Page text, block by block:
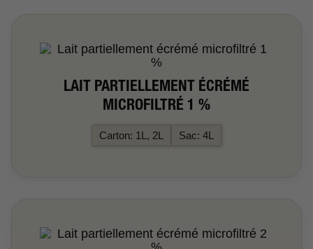
LAIT PARTIELLEMENT ÉCRÉMÉ
MICROFILTRÉ 1 %
Carton: 1L, 2L Sac: 4L